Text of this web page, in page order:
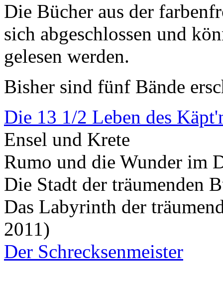
Die Bücher aus der
sich abgeschlossen und
gelesen werden.
Bisher sind fünf Bände
Die 13 1/2 Leben des
Ensel und Krete
Rumo und die Wunder im
Die Stadt der träumenden
Das Labyrinth der
2011)
Der Schrecksenmeister